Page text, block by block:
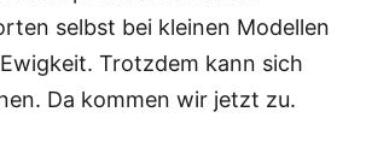
selbst bei kleinen Modellen
Trotzdem kann sich
Da kommen wir jetzt zu.